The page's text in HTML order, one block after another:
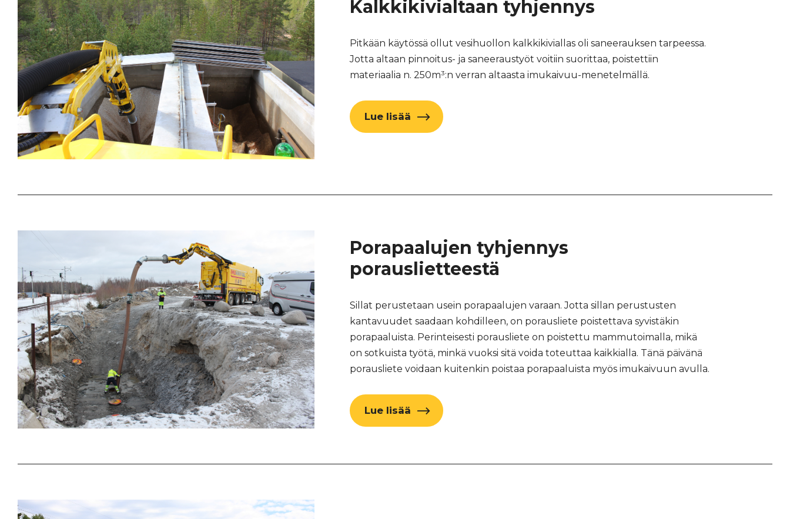
Kalkkikivialtaan tyhjennys
Pitkään käytössä ollut vesihuollon kalkkikiviallas oli saneerauksen tarpeessa.
Jotta altaan pinnoitus- ja saneeraustyöt voitiin suorittaa, poistettiin
materiaalia n. 250m³:n verran altaasta imukaivuu-menetelmällä.
Lue lisää
Porapaalujen tyhjennys
porauslietteestä
Sillat perustetaan usein porapaalujen varaan. Jotta sillan perustusten
kantavuudet saadaan kohdilleen, on porausliete poistettava syvistäkin
porapaaluista. Perinteisesti porausliete on poistettu mammutoimalla, mikä
on sotkuista työtä, minkä vuoksi sitä voida toteuttaa kaikkialla. Tänä päivänä
porausliete voidaan kuitenkin poistaa porapaaluista myös imukaivuun avulla.
Lue lisää